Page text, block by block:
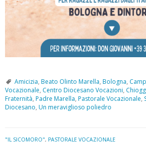
Amicizia, Beato Olinto Marella, Bologna,
Vocazionale, Centro Diocesano Vocazioni,
Fraternità, Padre Marella, Pastorale Vocazionale,
Diocesano, Un meraviglioso poliedro
"IL SICOMORO", PASTORALE VOCAZIONALE